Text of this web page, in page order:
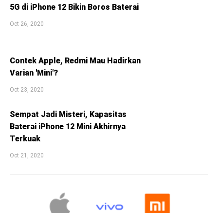
5G di iPhone 12 Bikin Boros Baterai
Oct 26, 2020
Contek Apple, Redmi Mau Hadirkan
Varian 'Mini'?
Oct 23, 2020
Sempat Jadi Misteri, Kapasitas
Baterai iPhone 12 Mini Akhirnya
Terkuak
Oct 21, 2020